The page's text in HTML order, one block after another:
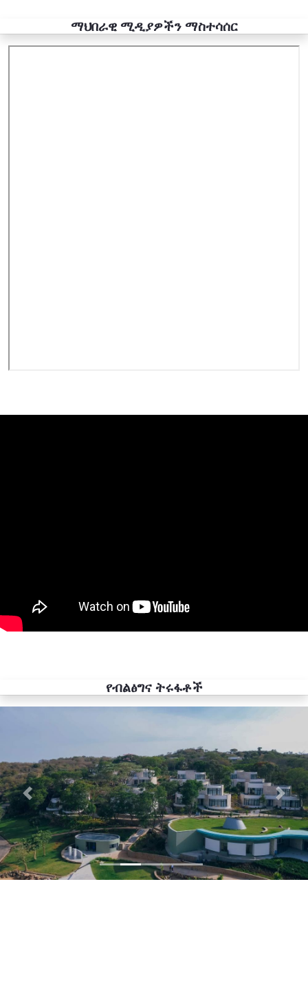
ማህበራዊ ሚዲያዎችን ማስተሳሰር
የብልፅግና ትሩፋቶች
Previous Next